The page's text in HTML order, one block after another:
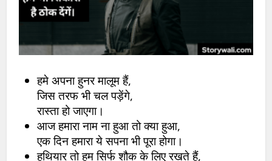
हमे अपना हुनर मालूम हैं,
जिस तरफ भी चल पड़ेंगे,
रास्ता हो जाएगा।
आज हमारा नाम ना हुआ तो क्या हुआ,
एक दिन हमारा ये सपना भी पूरा होगा।
हथियार तो हम सिर्फ शौक के लिए रखते हैं,